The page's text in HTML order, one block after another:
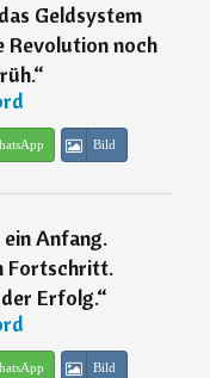
Geldsystem
Revolution noch
“
Bild
Anfang.
Fortschritt.
Erfolg.“
Bild